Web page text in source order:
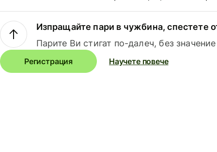
Изпращайте пари в чужбина, спестете
Парите Ви стигат по-далеч, без
Регистрация Научете повече